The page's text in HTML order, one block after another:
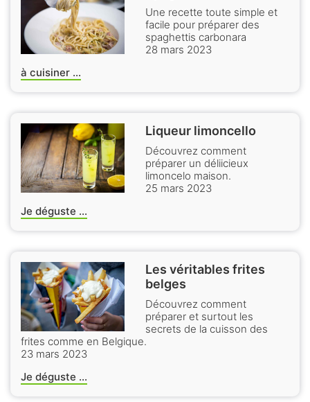
Une recette toute simple et
facile pour préparer des
spaghettis carbonara
28 mars 2023
à cuisiner ...
Liqueur limoncello
Découvrez comment
préparer un déliicieux
limoncelo maison.
25 mars 2023
Je déguste ...
Les véritables frites
belges
Découvrez comment
préparer et surtout les
secrets de la cuisson des
frites comme en Belgique.
23 mars 2023
Je déguste ...